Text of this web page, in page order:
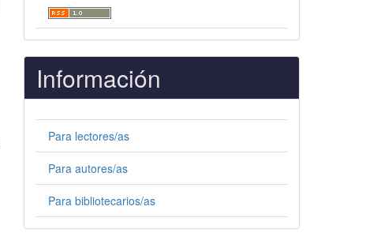
Información
Para lectores/as
Para autores/as
Para bibliotecarios/as